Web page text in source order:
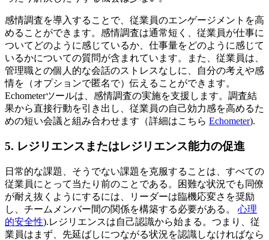
感情調査を導入することで、従業員のエンゲージメントを高
めることができます。感情調査は通常短く、従業員が仕事に
ついてどのように感じているか、仕事量をどのように感じて
いるかについての質問が含まれています。また、従業員は、
管理職との個人的な会話のストレスなしに、自分の考えや感
情を（オプションで匿名で）伝えることができます。
Echometerツールは、感情調査の実施を支援します。調査結
果から直接行動を引き出し、従業員の自己効力感を高めるた
めの短い会議と組み合わせます（詳細はこちら Echometer).
5. レジリエンスまたはレジリエンス能力の促進
日常的な課題、そうでない課題を克服することは、すべての
従業員にとって当たり前のことである。困難な状況でも同僚
が耐え抜くようにするには、リーダーは臨機応変さを奨励
し、チームメンバー間の関係を構築する必要がある。 心理
的安全性).レジリエンスは自己認識から始まる。つまり、従
業員はまず、先延ばしにつながる状況を認識しなければなら